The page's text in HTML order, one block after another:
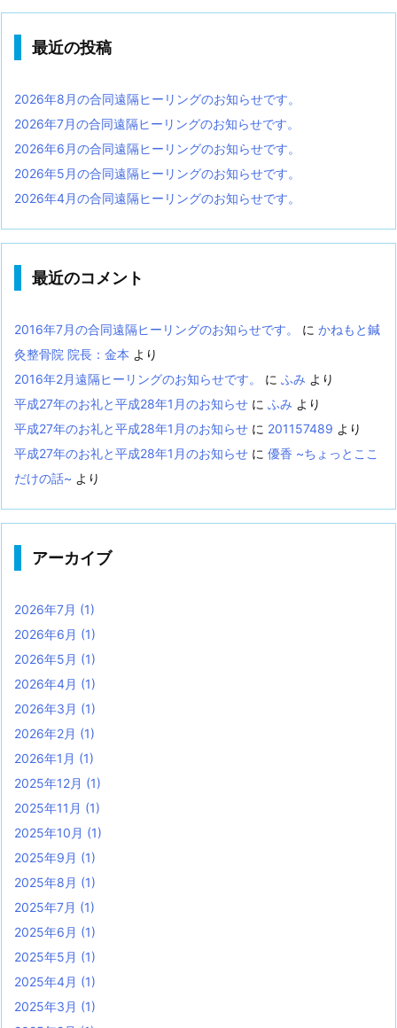
最近の投稿
2026年8月の合同遠隔ヒーリングのお知らせです。
2026年7月の合同遠隔ヒーリングのお知らせです。
2026年6月の合同遠隔ヒーリングのお知らせです。
2026年5月の合同遠隔ヒーリングのお知らせです。
2026年4月の合同遠隔ヒーリングのお知らせです。
最近のコメント
2016年7月の合同遠隔ヒーリングのお知らせです。 に かねもと鍼
灸整骨院 院長：金本 より
2016年2月遠隔ヒーリングのお知らせです。
に ふみ より
平成27年のお礼と平成28年1月のお知らせ に ふみ より
平成27年のお礼と平成28年1月のお知らせ に 201157489 より
平成27年のお礼と平成28年1月のお知らせ に 優香 ~ちょっとここ
だけの話~ より
アーカイブ
2026年7月 (1)
2026年6月 (1)
2026年5月 (1)
2026年4月 (1)
2026年3月 (1)
2026年2月 (1)
2026年1月 (1)
2025年12月 (1)
2025年11月 (1)
2025年10月 (1)
2025年9月 (1)
2025年8月 (1)
2025年7月 (1)
2025年6月 (1)
2025年5月 (1)
2025年4月 (1)
2025年3月 (1)